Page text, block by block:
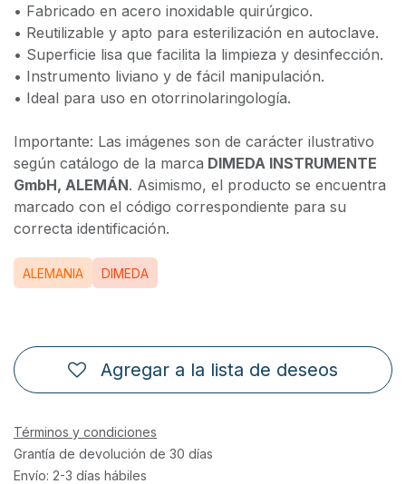
• Fabricado en acero inoxidable quirúrgico.
• Reutilizable y apto para esterilización en autoclave.
• Superficie lisa que facilita la limpieza y desinfección.
• Instrumento liviano y de fácil manipulación.
• Ideal para uso en otorrinolaringología.
Importante: Las imágenes son de carácter ilustrativo
según catálogo de la marca DIMEDA INSTRUMENTE
GmbH, ALEMÁN. Asimismo, el producto se encuentra
marcado con el código correspondiente para su
correcta identificación.
ALEMANIA DIMEDA
Agregar a la lista de deseos
Términos y condiciones
Grantía de devolución de 30 días
Envío: 2-3 días hábiles